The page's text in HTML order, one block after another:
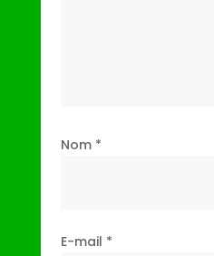
Nom *
E-mail *